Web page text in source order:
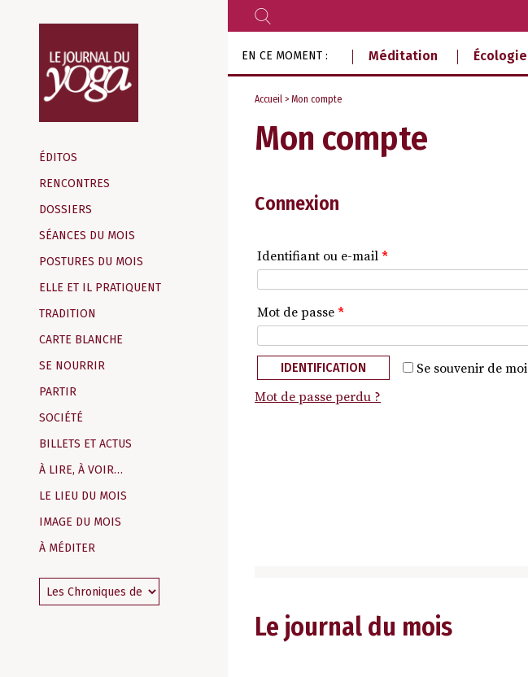
d‘information
indépendant
ÉDITOS
RENCONTRES
DOSSIERS
SÉANCES DU MOIS
POSTURES DU MOIS
ELLE ET IL PRATIQUENT
TRADITION
CARTE BLANCHE
SE NOURRIR
PARTIR
SOCIÉTÉ
BILLETS ET ACTUS
À LIRE, À VOIR…
LE LIEU DU MOIS
IMAGE DU MOIS
À MÉDITER
RECHERCHER
EN CE MOMENT : Méditation Écologie
Accueil > Mon compte
Mon compte
Connexion
Identifiant ou e-mail *
Mot de passe *
Se souvenir de moi
IDENTIFICATION
Mot de passe perdu ?
Le journal du mois